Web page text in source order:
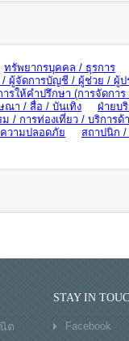
ทรัพยากรบุคคล / ธุรการ
/ ผู้จัดการบัญชี / ผู้ช่วย / ผู้ป
ารให้คำปรึกษา (การจัดกา
ณา / สื่อ / บันเทิง
ฝ่ายบ
/ การท่องเที่ยว / บริการ
วามปลอดภัย
สถาปนิก
ต
STAY IN
Facebook